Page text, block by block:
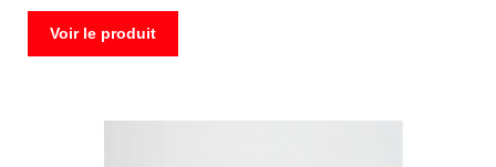
Voir le produit